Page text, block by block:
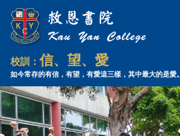
校訓：信、望、愛
如今常存的有信，有望，有愛這三樣，其中最大的是愛。